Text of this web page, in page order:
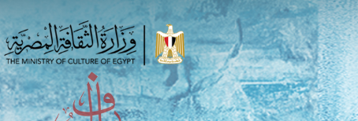
Skip to main content